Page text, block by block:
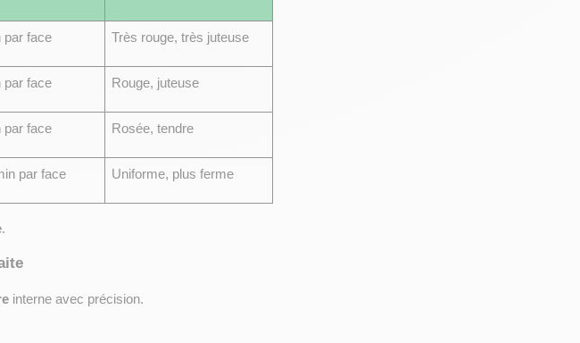
par face Très rouge, très juteuse
par face Rouge, juteuse
par face Rosée, tendre
par face Uniforme, plus ferme
.
interne avec précision.